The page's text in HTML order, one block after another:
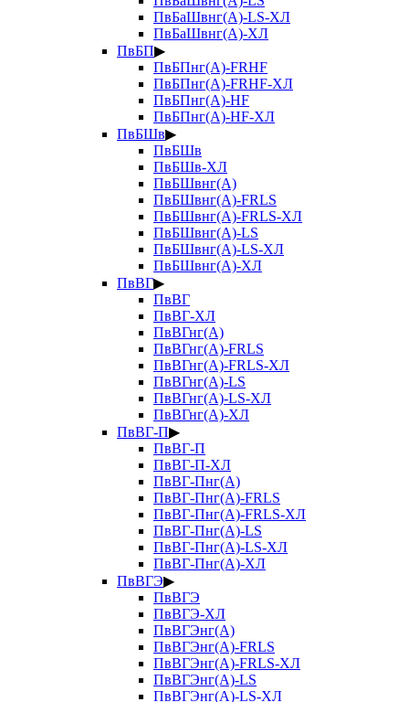
ПвБаШвнг(А)-LS-ХЛ
ПвБаШвнг(А)-ХЛ
ПвБП▶
ПвБПнг(А)-FRHF
ПвБПнг(А)-FRHF-ХЛ
ПвБПнг(А)-HF
ПвБПнг(А)-HF-ХЛ
ПвБШв▶
ПвБШв
ПвБШв-ХЛ
ПвБШвнг(А)
ПвБШвнг(А)-FRLS
ПвБШвнг(А)-FRLS-ХЛ
ПвБШвнг(А)-LS
ПвБШвнг(А)-LS-ХЛ
ПвБШвнг(А)-ХЛ
ПвВГ▶
ПвВГ
ПвВГ-ХЛ
ПвВГнг(А)
ПвВГнг(А)-FRLS
ПвВГнг(А)-FRLS-ХЛ
ПвВГнг(А)-LS
ПвВГнг(А)-LS-ХЛ
ПвВГнг(А)-ХЛ
ПвВГ-П▶
ПвВГ-П
ПвВГ-П-ХЛ
ПвВГ-Пнг(А)
ПвВГ-Пнг(А)-FRLS
ПвВГ-Пнг(А)-FRLS-ХЛ
ПвВГ-Пнг(А)-LS
ПвВГ-Пнг(А)-LS-ХЛ
ПвВГ-Пнг(А)-ХЛ
ПвВГЭ▶
ПвВГЭ
ПвВГЭ-ХЛ
ПвВГЭнг(А)
ПвВГЭнг(А)-FRLS
ПвВГЭнг(А)-FRLS-ХЛ
ПвВГЭнг(А)-LS
ПвВГЭнг(А)-LS-ХЛ